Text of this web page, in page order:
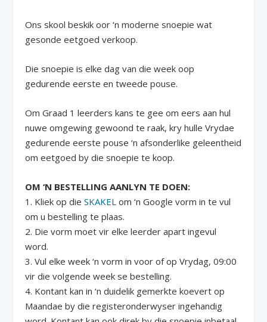
Ons skool beskik oor ‘n moderne snoepie wat
gesonde eetgoed verkoop.
Die snoepie is elke dag van die week oop
gedurende eerste en tweede pouse.
Om Graad 1 leerders kans te gee om eers aan hul
nuwe omgewing gewoond te raak, kry hulle Vrydae
gedurende eerste pouse ‘n afsonderlike geleentheid
om eetgoed by die snoepie te koop.
OM ‘N BESTELLING AANLYN TE DOEN:
1. Kliek op dieSKAKEL om ‘n Google vorm in te vul
om u bestelling te plaas.
2. Die vorm moet vir elke leerder apart ingevul
word.
3. Vul elke week ‘n vorm in voor of op Vrydag, 09:00
vir die volgende week se bestelling.
4. Kontant kan in ‘n duidelik gemerkte koevert op
Maandae by die registeronderwyser ingehandig